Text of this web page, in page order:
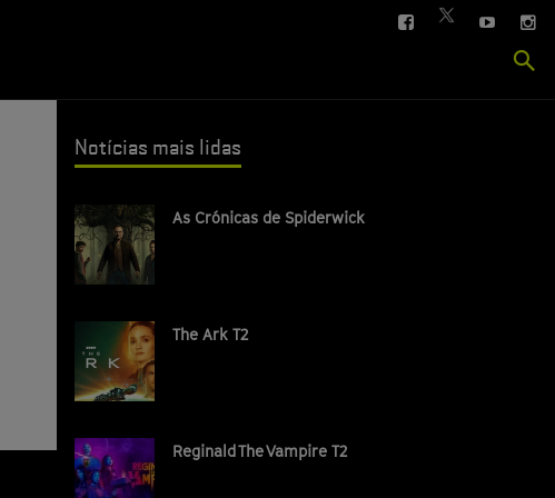
FACEBOOK
TWITTER
YOUTUBE
Notícias mais lidas
As Crónicas de Spiderwick
The Ark T2
Reginald The Vampire T2